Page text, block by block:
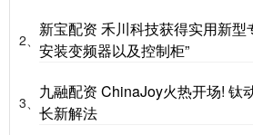
2、
新宝配资 禾川科技获得实用新型
安装变频器以及控制柜”
3、
九融配资 ChinaJoy火热开场! 钛
长新解法